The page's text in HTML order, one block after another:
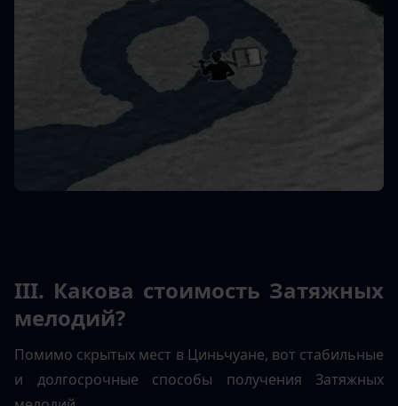
III. Какова стоимость Затяжных
мелодий?
Помимо скрытых мест в Циньчуане, вот стабильные
и долгосрочные способы получения Затяжных